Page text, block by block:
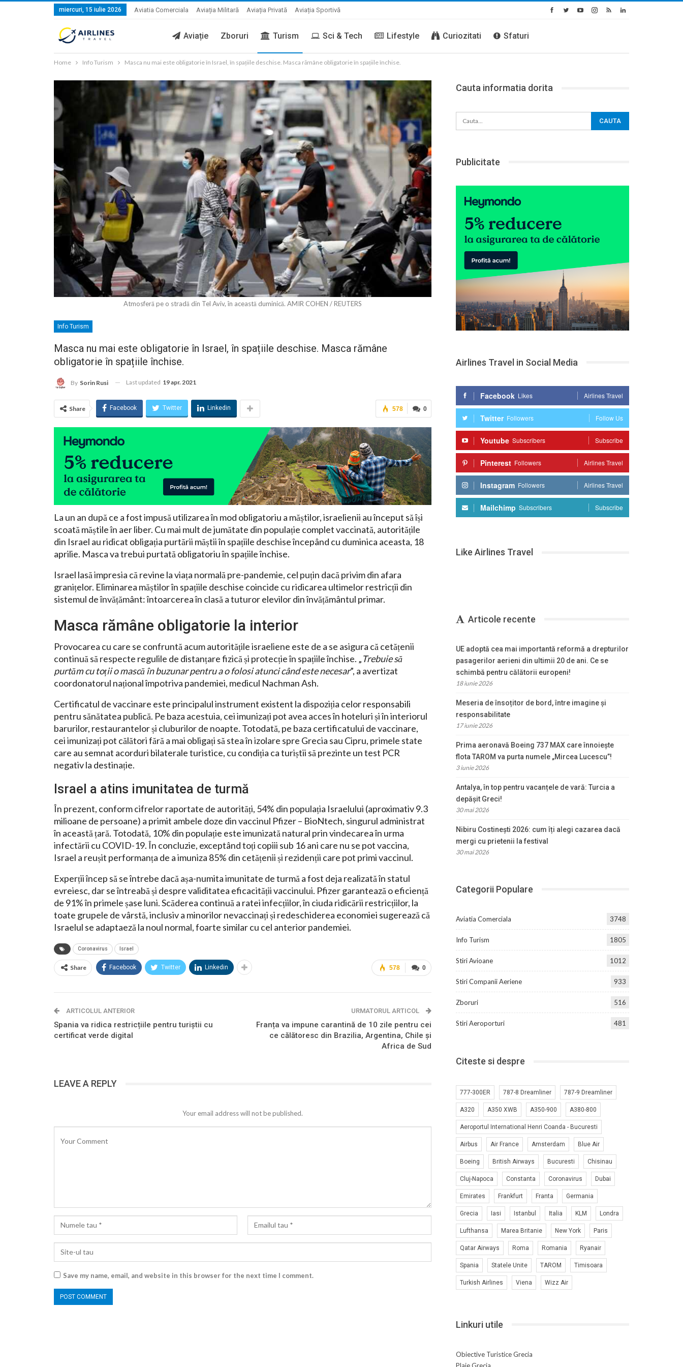
miercuri, 15 iulie 2026 Aviatia Comerciala Aviația Militară Aviația Privată Aviația Sportivă
Aviație Zboruri Turism Sci & Tech Lifestyle Curiozitati Sfaturi
Home Info Turism Masca nu mai este obligatorie în Israel, în spațiile deschise. Masca rămâne obligatorie în spațiile închise.
Atmosferă pe o stradă din Tel Aviv, în această duminică. AMIR COHEN / REUTERS
Info Turism
Masca nu mai este obligatorie în Israel, în spațiile deschise. Masca rămâne
obligatorie în spațiile închise.
By Sorin Rusi Last updated 19 apr. 2021
0
578
Share Facebook Twitter Linkedin
La un an după ce a fost impusă utilizarea în mod obligatoriu a măștilor, israelienii au început să își
scoată măștile în aer liber. Cu mai mult de jumătate din populație complet vaccinată, autoritățile
din Israel au ridicat obligația purtării măștii în spațiile deschise începând cu duminica aceasta, 18
aprilie. Masca va trebui purtată obligatoriu în spațiile închise.
Israel lasă impresia că revine la viața normală pre-pandemie, cel puțin dacă privim din afara
granițelor. Eliminarea măștilor în spațiile deschise coincide cu ridicarea ultimelor restricții din
sistemul de învățământ: întoarcerea în clasă a tuturor elevilor din învățământul primar.
Masca rămâne obligatorie la interior
Provocarea cu care se confruntă acum autoritățile israeliene este de a se asigura că cetățenii
continuă să respecte regulile de distanțare fizică și protecție în spațiile închise. „Trebuie să
purtăm cu toții o mască în buzunar pentru a o folosi atunci când este necesar”, a avertizat
coordonatorul național împotriva pandemiei, medicul Nachman Ash.
Certificatul de vaccinare este principalul instrument existent la dispoziția celor responsabili
pentru sănătatea publică. Pe baza acestuia, cei imunizați pot avea acces în hoteluri și în interiorul
barurilor, restaurantelor și cluburilor de noapte. Totodată, pe baza certificatului de vaccinare,
cei imunizați pot călători fără a mai obligați să stea în izolare spre Grecia sau Cipru, primele state
care au semnat acorduri bilaterale turistice, cu condiția ca turiștii să prezinte un test PCR
negativ la destinație.
Israel a atins imunitatea de turmă
În prezent, conform cifrelor raportate de autorități, 54% din populația Israelului (aproximativ 9.3
milioane de persoane) a primit ambele doze din vaccinul Pfizer – BioNtech, singurul administrat
în această țară. Totodată, 10% din populație este imunizată natural prin vindecarea în urma
infectării cu COVID-19. În concluzie, exceptând toți copiii sub 16 ani care nu se pot vaccina,
Israel a reușit performanța de a imuniza 85% din cetățenii și rezidenții care pot primi vaccinul.
Experții încep să se întrebe dacă așa-numita imunitate de turmă a fost deja realizată în statul
evreiesc, dar se întreabă și despre validitatea eficacității vaccinului. Pfizer garantează o eficiență
de 91% în primele șase luni. Scăderea continuă a ratei infecțiilor, în ciuda ridicării restricțiilor, la
toate grupele de vârstă, inclusiv a minorilor nevaccinați și redeschiderea economiei sugerează că
Israelul se adaptaeză la noul normal, foarte similar cu cel anterior pandemiei.
Coronavirus Israel
0
578
Share Facebook Twitter Linkedin
ARTICOLUL ANTERIOR
Spania va ridica restricțiile pentru turiștii cu
certificat verde digital
URMATORUL ARTICOL
Franța va impune carantină de 10 zile pentru cei
ce călătoresc din Brazilia, Argentina, Chile și
Africa de Sud
LEAVE A REPLY
Your email address will not be published.
Save my name, email, and website in this browser for the next time I comment.
Cauta informatia dorita
Publicitate
Airlines Travel in Social Media
Facebook Likes Airlines Travel
Twitter Followers Follow Us
Youtube Subscribers Subscribe
Pinterest Followers Airlines Travel
Instagram Followers Airlines Travel
Mailchimp Subscribers Subscribe
Like Airlines Travel
Articole recente
UE adoptă cea mai importantă reformă a drepturilor
pasagerilor aerieni din ultimii 20 de ani. Ce se
schimbă pentru călătorii europeni!
18 iunie 2026
Meseria de însoțitor de bord, între imagine și
responsabilitate
17 iunie 2026
Prima aeronavă Boeing 737 MAX care înnoiește
flota TAROM va purta numele „Mircea Lucescu”!
3 iunie 2026
Antalya, în top pentru vacanțele de vară: Turcia a
depășit Greci!
30 mai 2026
Nibiru Costinești 2026: cum îți alegi cazarea dacă
mergi cu prietenii la festival
30 mai 2026
Categorii Populare
Aviatia Comerciala 3748
Info Turism 1805
Stiri Avioane 1012
Stiri Companii Aeriene 933
Zboruri 516
Stiri Aeroporturi 481
Citeste si despre
777-300ER 787-8 Dreamliner 787-9 Dreamliner
A320 A350 XWB A350-900 A380-800
Aeroportul International Henri Coanda - Bucuresti
Airbus Air France Amsterdam Blue Air
Boeing British Airways Bucuresti Chisinau
Cluj-Napoca Constanta Coronavirus Dubai
Emirates Frankfurt Franta Germania
Grecia Iasi Istanbul Italia KLM Londra
Lufthansa Marea Britanie New York Paris
Qatar Airways Roma Romania Ryanair
Spania Statele Unite TAROM Timisoara
Turkish Airlines Viena Wizz Air
Linkuri utile
Obiective Turistice Grecia
Plaje Grecia